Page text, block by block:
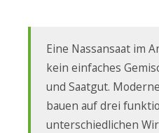
Eine Nassansaat im
kein einfaches
und Saatgut.
bauen auf drei
unterschiedlichen